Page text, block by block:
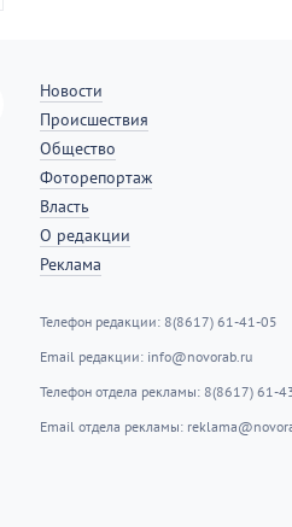
Новости
Происшествия
Общество
Фоторепортаж
Власть
О редакции
Реклама
Телефон редакции: 8(8617) 61-41-05
Email редакции: info@novorab.ru
Телефон отдела рекламы: 8(8617) 61-
Email отдела рекламы: